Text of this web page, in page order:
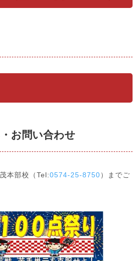
お問い合わせ
本部校（Tel:0574-25-8750）までご